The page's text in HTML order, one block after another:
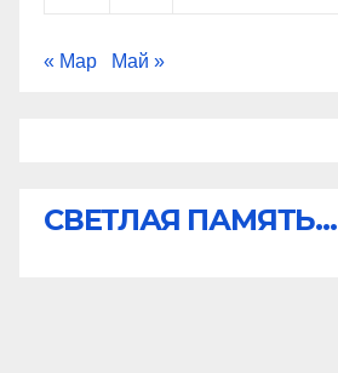
« Мар Май »
СВЕТЛАЯ ПАМЯТЬ...